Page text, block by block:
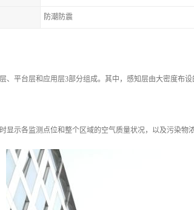
防潮防震
、平台层和应用层3部分组成。其中，感知层由大密度布
显示各监测点位和整个区域的空气质量状况，以及污染物